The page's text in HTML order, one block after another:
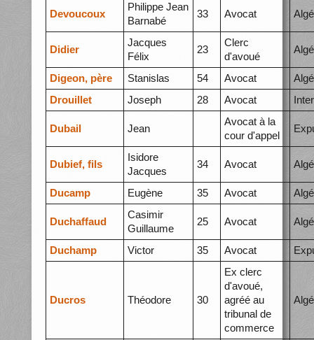
Devoucoux
Philippe Jean
Barnabé
33 Avocat
Didier
Jacques
Félix
23
Clerc
d'avoué
Digeon, père Stanislas 54 Avocat
Drouillet
Joseph 28 Avocat
Dubail Jean
Avocat à la
cour d'appel
Dubief, fils
Isidore
Jacques
34 Avocat
Ducamp Eugène 35 Avocat
Duchaffaud
Casimir
Guillaume
25 Avocat
Duchamp Victor 35 Avocat
Ducros Théodore 30
Ex clerc
d'avoué,
agréé au
tribunal de
commerce